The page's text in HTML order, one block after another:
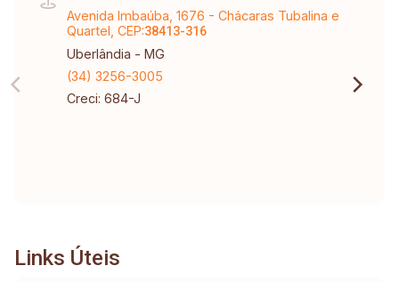
Avenida Imbaúba, 1676 - Chácaras Tubalina e
Quartel, CEP:38413-316
Uberlândia - MG
(34) 3256-3005
Creci: 684-J
Links Úteis